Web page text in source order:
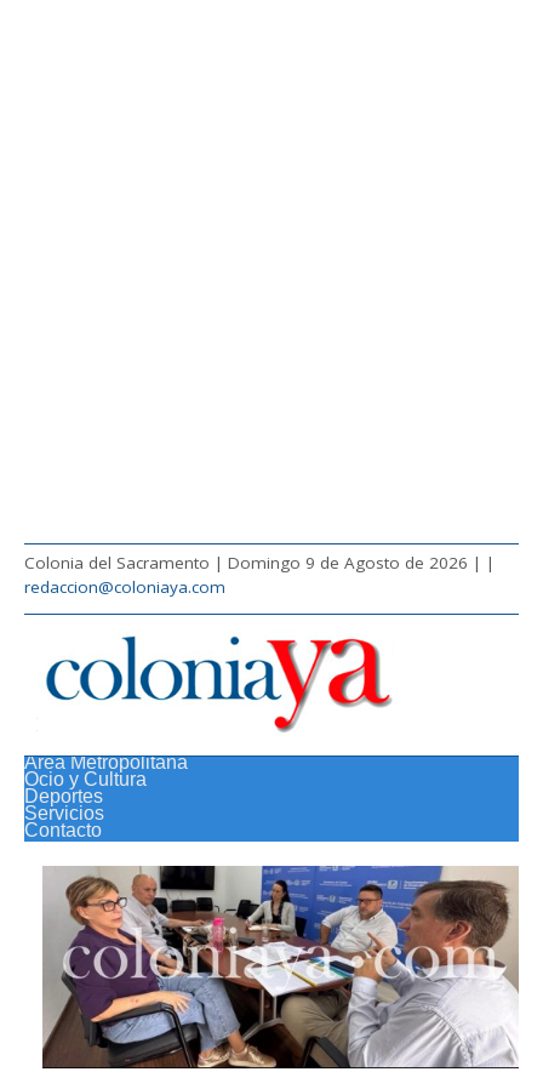
Colonia del Sacramento | Domingo 9 de Agosto de 2026 | |
redaccion@coloniaya.com
Área Metropolitana
Ocio y Cultura
Deportes
Servicios
Contacto